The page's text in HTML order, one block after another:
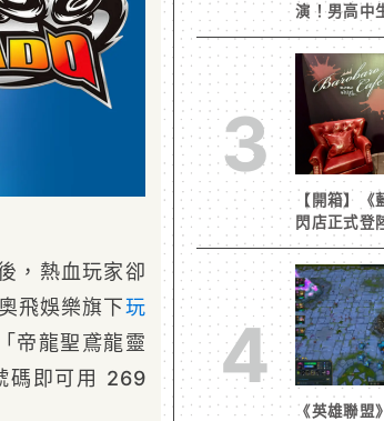
，熱血玩家卻
飛娛樂旗下玩
帝龍聖鳶龍靈
碼即可用 269
演！男高中
我被男同學
3
【開箱】《
閃店正式登
周邊搶先看
4
《英雄聯盟